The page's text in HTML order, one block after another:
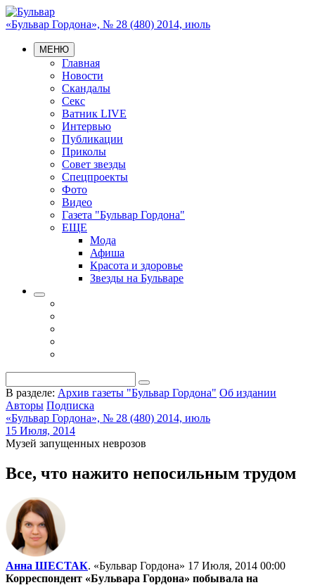
«Бульвар Гордона», № 28 (480) 2014, июль
МЕНЮ
Главная
Новости
Скандалы
Секс
Ватник LIVE
Интервью
Публикации
Приколы
Совет звезды
Спецпроекты
Фото
Видео
Газета "Бульвар Гордона"
ЕЩЕ
Мода
Афиша
Красота и здоровье
Звезды на Бульваре
В разделе: Архив газеты "Бульвар Гордона" Об издании
Авторы Подписка
«Бульвар Гордона», № 28 (480) 2014, июль
15 Июля, 2014
Музей запущенных неврозов
Все, что нажито непосильным трудом
Анна ШЕСТАК. «Бульвар Гордона» 17 Июля, 2014 00:00
Корреспондент «Бульвара Гордона» побывала на